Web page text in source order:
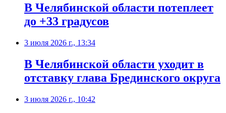
В Челябинской области потеплеет
до +33 градусов
3 июля 2026 г., 13:34
В Челябинской области уходит в
отставку глава Брединского округа
3 июля 2026 г., 10:42